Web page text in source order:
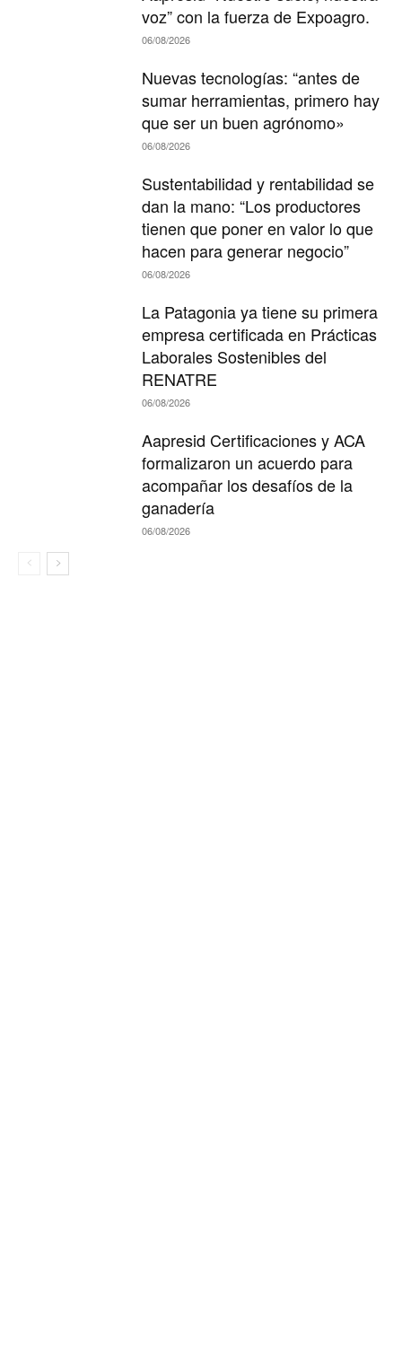
voz” con la fuerza de Expoagro.
06/08/2026
Nuevas tecnologías: “antes de
sumar herramientas, primero hay
que ser un buen agrónomo»
06/08/2026
Sustentabilidad y rentabilidad se
dan la mano: “Los productores
tienen que poner en valor lo que
hacen para generar negocio”
06/08/2026
La Patagonia ya tiene su primera
empresa certificada en Prácticas
Laborales Sostenibles del
RENATRE
06/08/2026
Aapresid Certificaciones y ACA
formalizaron un acuerdo para
acompañar los desafíos de la
ganadería
06/08/2026